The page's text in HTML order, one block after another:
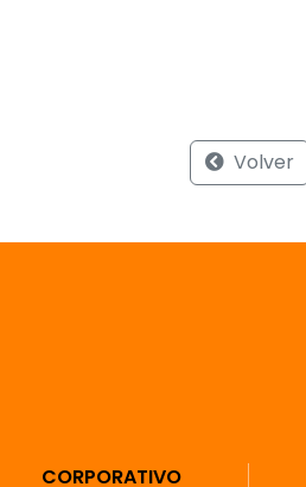
Volver
CORPORATIVO